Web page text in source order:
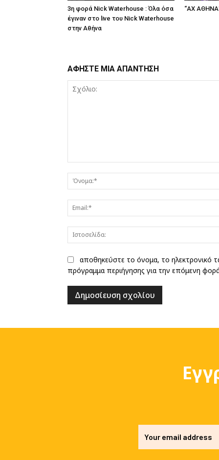
3η φορά Nick Waterhouse : Όλα όσα
έγιναν στο live του Nick Waterhouse
στην Αθήνα
“ΑΧ
ΑΦΗΣΤΕ ΜΙΑ ΑΠΑΝΤΗΣΗ
αποθηκεύστε το όνομα, το ηλεκτρονικό
πρόγραμμα περιήγησης για την επόμενη